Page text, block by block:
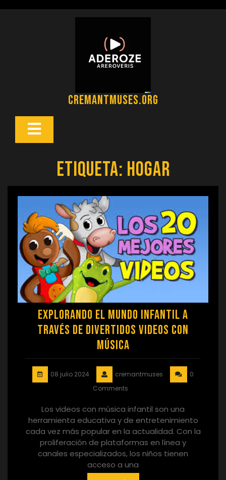
cremantmuses.org
Botón
Etiqueta: hogar
Explorando el Mundo Infantil a
través de Divertidos Videos con
Música
08 julio 2024 cremantmuses
0
Comments
Los videos con música infantil son una
herramienta educativa y de entretenimiento
cada vez más popular en la actualidad. Con la
proliferación de plataformas en línea y
canales especializados, los niños tienen
acceso a una